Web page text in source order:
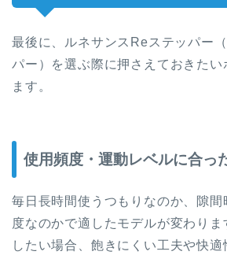
最後に、ルネサンスReステッパー
パー）を選ぶ際に押さえておきたい
ます。
使用頻度・運動レベルに合っ
毎日長時間使うつもりなのか、隙間
度なのかで適したモデルが変わり
したい場合、飽きにくい工夫や快適